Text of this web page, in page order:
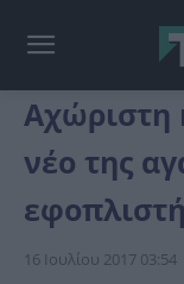
Αχώριστη
νέο της
εφοπλιστή
16 Ιουλίου 2017 03:54